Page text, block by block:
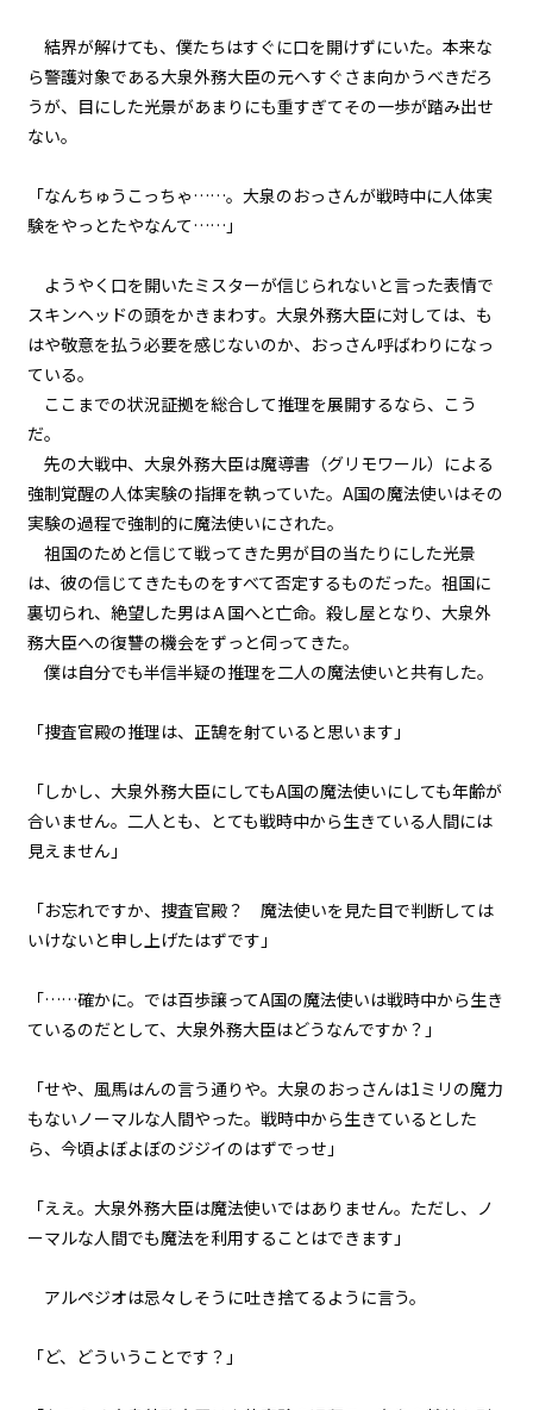
『Serial killer（連続殺人鬼）』
＜７＞
第１話
第１話
『Serial killer（連続殺人鬼）』
第１話
＜１１＞
第１話
『Serial killer（連続殺人鬼）』
＜１２＞
第１話
『Serial killer（連続殺人鬼）』
＜１３＞
第１話
第１話
第１話
第１話
＜１７＞
第１話
『Serial killer（連続殺人鬼）』
結界が解けても、僕たちはすぐに口を開けずにいた。本来な
ら警護対象である大泉外務大臣の元へすぐさま向かうべきだろ
うが、目にした光景があまりにも重すぎてその一歩が踏み出せ
ない。
「なんちゅうこっちゃ……。大泉のおっさんが戦時中に人体実
験をやっとたやなんて……」
ようやく口を開いたミスターが信じられないと言った表情で
スキンヘッドの頭をかきまわす。大泉外務大臣に対しては、も
はや敬意を払う必要を感じないのか、おっさん呼ばわりになっ
ている。
ここまでの状況証拠を総合して推理を展開するなら、こう
だ。
先の大戦中、大泉外務大臣は魔導書（グリモワール）による
強制覚醒の人体実験の指揮を執っていた。A国の魔法使いはその
実験の過程で強制的に魔法使いにされた。
祖国のためと信じて戦ってきた男が目の当たりにした光景
は、彼の信じてきたものをすべて否定するものだった。祖国に
裏切られ、絶望した男はＡ国へと亡命。殺し屋となり、大泉外
務大臣への復讐の機会をずっと伺ってきた。
僕は自分でも半信半疑の推理を二人の魔法使いと共有した。
「捜査官殿の推理は、正鵠を射ていると思います」
「しかし、大泉外務大臣にしてもA国の魔法使いにしても年齢が
合いません。二人とも、とても戦時中から生きている人間には
見えません」
「お忘れですか、捜査官殿？ 魔法使いを見た目で判断しては
いけないと申し上げたはずです」
「……確かに。では百歩譲ってA国の魔法使いは戦時中から生き
ているのだとして、大泉外務大臣はどうなんですか？」
「せや、風馬はんの言う通りや。大泉のおっさんは1ミリの魔力
もないノーマルな人間やった。戦時中から生きているとした
ら、今頃よぼよぼのジジイのはずでっせ」
「ええ。大泉外務大臣は魔法使いではありません。ただし、ノ
ーマルな人間でも魔法を利用することはできます」
アルペジオは忌々しそうに吐き捨てるように言う。
「ど、どういうことです？」